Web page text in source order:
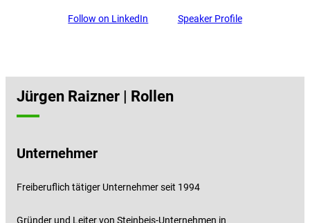
Follow on LinkedIn Speaker Profile
Jürgen Raizner | Rollen
Unternehmer
Freiberuflich tätiger Unternehmer seit 1994
Gründer und Leiter von Steinbeis-Unternehmen in